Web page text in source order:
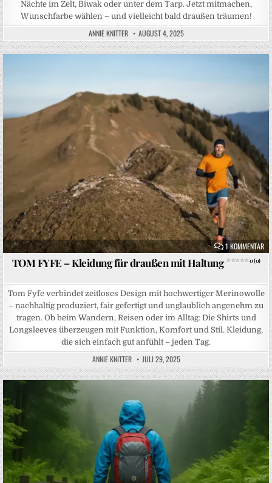
Nächte im Zelt, Biwak oder unter dem Tarp. Jetzt mitmachen,
Wunschfarbe wählen – und vielleicht bald draußen träumen!
ANNIE KNITTER AUGUST 4, 2025
1 KOMMENTARZU
TOM FYFE – Kleidung für draußen mit Haltung 0 (0)
Tom Fyfe verbindet zeitloses Design mit hochwertiger Merinowolle
– nachhaltig produziert, fair gefertigt und unglaublich angenehm zu
tragen. Ob beim Wandern, Reisen oder im Alltag: Die Shirts und
Longsleeves überzeugen mit Funktion, Komfort und Stil. Kleidung,
die sich einfach gut anfühlt – jeden Tag.
ANNIE KNITTER JULI 29, 2025